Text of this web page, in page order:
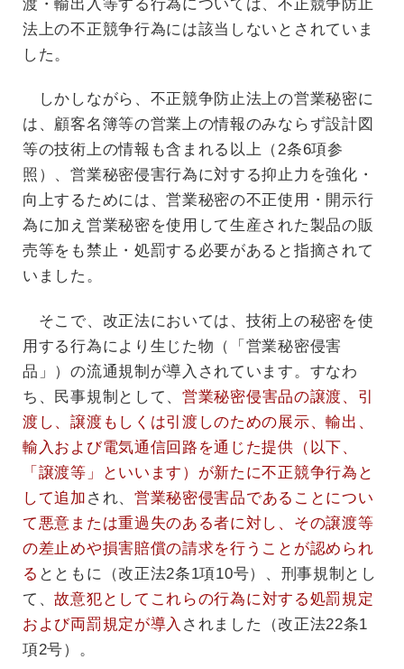
渡・輸出入等する行為については、不正競争防止
法上の不正競争行為には該当しないとされていま
した。
しかしながら、不正競争防止法上の営業秘密に
は、顧客名簿等の営業上の情報のみならず設計図
等の技術上の情報も含まれる以上（2条6項参
照）、営業秘密侵害行為に対する抑止力を強化・
向上するためには、営業秘密の不正使用・開示行
為に加え営業秘密を使用して生産された製品の販
売等をも禁止・処罰する必要があると指摘されて
いました。
そこで、改正法においては、技術上の秘密を使
用する行為により生じた物（「営業秘密侵害
品」）の流通規制が導入されています。すなわ
ち、民事規制として、 営業秘密侵害品の譲渡、引
渡し、譲渡もしくは引渡しのための展示、輸出、
輸入および電気通信回路を通じた提供（以下、
「譲渡等」といいます）が新たに不正競争行為と
して追加 され、 営業秘密侵害品であることについ
て悪意または重過失のある者に対し、その譲渡等
の差止めや損害賠償の請求を行うことが認められ
る とともに（改正法2条1項10号）、刑事規制とし
て、故意犯としてこれらの行為に対する処罰規定
および両罰規定が導入 されました（改正法22条1
項2号）。